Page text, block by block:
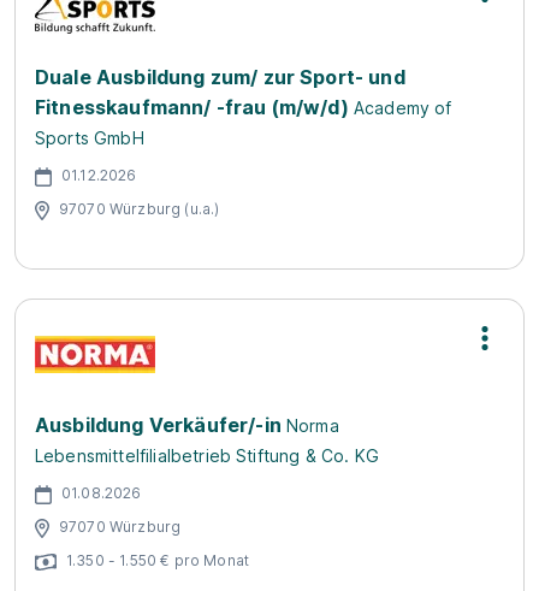
Duale Ausbildung zum/ zur Sport- und
Fitnesskaufmann/ -frau (m/w/d) Academy of
Sports GmbH
01.12.2026
97070 Würzburg (u.a.)
Ausbildung Verkäufer/-in Norma
Lebensmittelfilialbetrieb Stiftung & Co. KG
01.08.2026
97070 Würzburg
1.350 - 1.550 € pro Monat